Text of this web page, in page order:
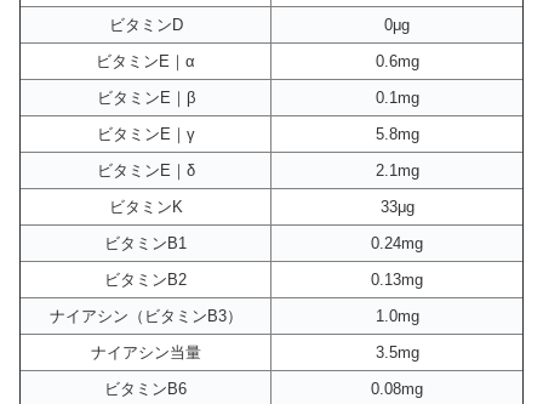
ビタミンD
0μg
ビタミンE｜α
0.6mg
ビタミンE｜β
0.1mg
ビタミンE｜γ
5.8mg
ビタミンE｜δ
2.1mg
ビタミンK
33μg
ビタミンB1
0.24mg
ビタミンB2
0.13mg
ナイアシン（ビタミンB3）
1.0mg
ナイアシン当量
3.5mg
ビタミンB6
0.08mg